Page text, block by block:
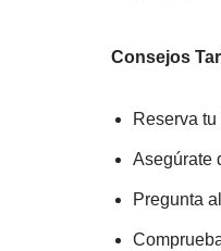
Consejos
Reserva
Asegúrate
Pregunta